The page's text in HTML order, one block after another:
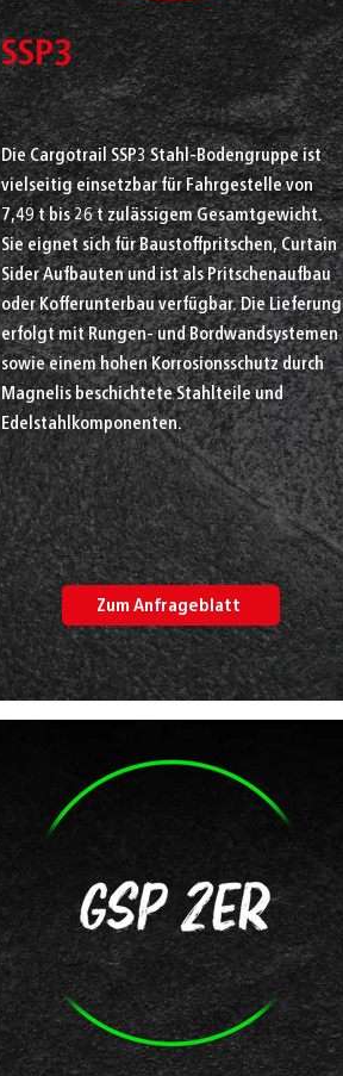
SSP3
Die Cargotrail SSP3 Stahl-Bodengruppe ist
vielseitig einsetzbar für Fahrgestelle von
7,49 t bis 26 t zulässigem Gesamtgewicht.
Sie eignet sich für Baustoffpritschen, Curtain
Sider Aufbauten und ist als Pritschenaufbau
oder Kofferunterbau verfügbar. Die Lieferung
erfolgt mit Rungen- und Bordwandsystemen
sowie einem hohen Korrosionsschutz durch
Magnelis beschichtete Stahlteile und
Edelstahlkomponenten.
Zum Anfrageblatt